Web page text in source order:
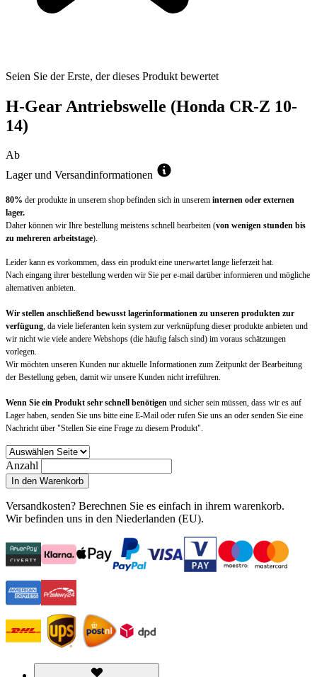
Seien Sie der Erste, der dieses Produkt bewertet
H-Gear Antriebswelle (Honda CR-Z 10-
14)
Ab
Lager und Versandinformationen
80% der produkte in unserem shop befinden sich in unserem internen oder externen
lager.
Daher können wir Ihre bestellung meistens schnell bearbeiten (von wenigen stunden bis
zu mehreren arbeitstage).
Leider kann es vorkommen, dass ein produkt eine unerwartet lange lieferzeit hat.
Nach eingang ihrer bestellung werden wir Sie per e-mail darüber informieren und mögliche
alternativen anbieten.
Wir stellen anschließend bewusst lagerinformationen zu unseren produkten zur
verfügung, da viele lieferanten kein system zur verknüpfung dieser produkte anbieten und
wir nicht wie viele andere Webshops (die häufig falsch sind) im voraus schätzungen
vorlegen.
Wir möchten unseren Kunden nur aktuelle Informationen zum Zeitpunkt der Bearbeitung
der Bestellung geben, damit wir unsere Kunden nicht irreführen.
Wenn Sie ein Produkt sehr schnell benötigen und sicher sein müssen, dass wir es auf
Lager haben, senden Sie uns bitte eine E-Mail oder rufen Sie uns an oder senden Sie eine
Nachricht über "Stellen Sie eine Frage zu diesem Produkt".
Anzahl
In den Warenkorb
Versandkosten? Berechnen Sie es einfach in ihrem warenkorb.
Wir befinden uns in den Niederlanden (EU).